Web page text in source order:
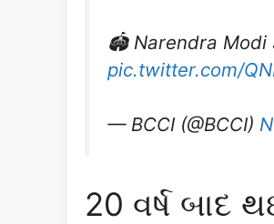
🏟️ Narendra Modi
pic.twitter.com/
— BCCI (@BCCI)
20 વર્ષ બાદ